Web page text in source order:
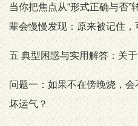
当你把焦点从“形式正确与否”
辈会慢慢发现：原来被记住
五 典型困惑与实用解答：关
问题一：如果不在傍晚烧，
坏运气？